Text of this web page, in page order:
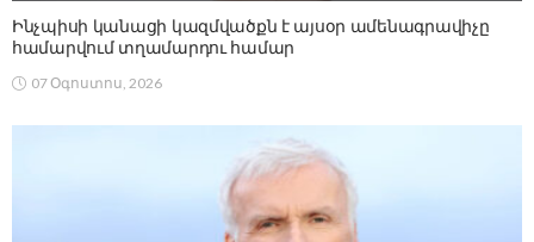
Ինչպիսի կանացի կազմվածքն է այսօր ամենագրավիչը
համարվում տղամարդու համար
07 Օգոստոս, 2026